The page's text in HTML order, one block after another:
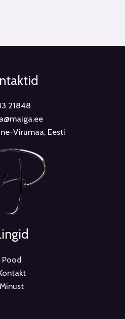
21848
Virumaa, Eesti
Pood
Minust